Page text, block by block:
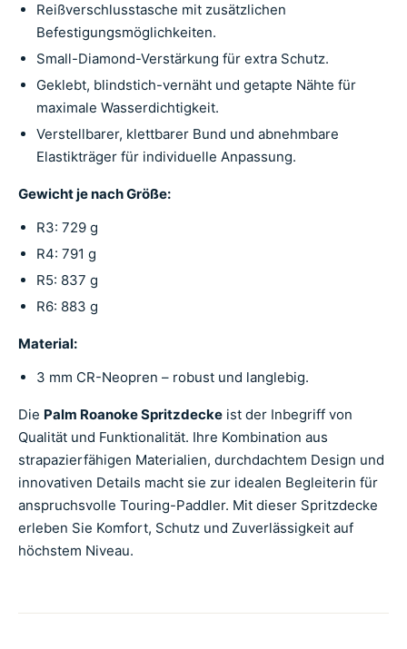
Reißverschlusstasche mit zusätzlichen
Befestigungsmöglichkeiten.
Small-Diamond-Verstärkung für extra Schutz.
Geklebt, blindstich-vernäht und getapte Nähte für
maximale Wasserdichtigkeit.
Verstellbarer, klettbarer Bund und abnehmbare
Elastikträger für individuelle Anpassung.
Gewicht je nach Größe:
R3: 729 g
R4: 791 g
R5: 837 g
R6: 883 g
Material:
3 mm CR-Neopren – robust und langlebig.
Die Palm Roanoke Spritzdecke ist der Inbegriff von
Qualität und Funktionalität. Ihre Kombination aus
strapazierfähigen Materialien, durchdachtem Design und
innovativen Details macht sie zur idealen Begleiterin für
anspruchsvolle Touring-Paddler. Mit dieser Spritzdecke
erleben Sie Komfort, Schutz und Zuverlässigkeit auf
höchstem Niveau.